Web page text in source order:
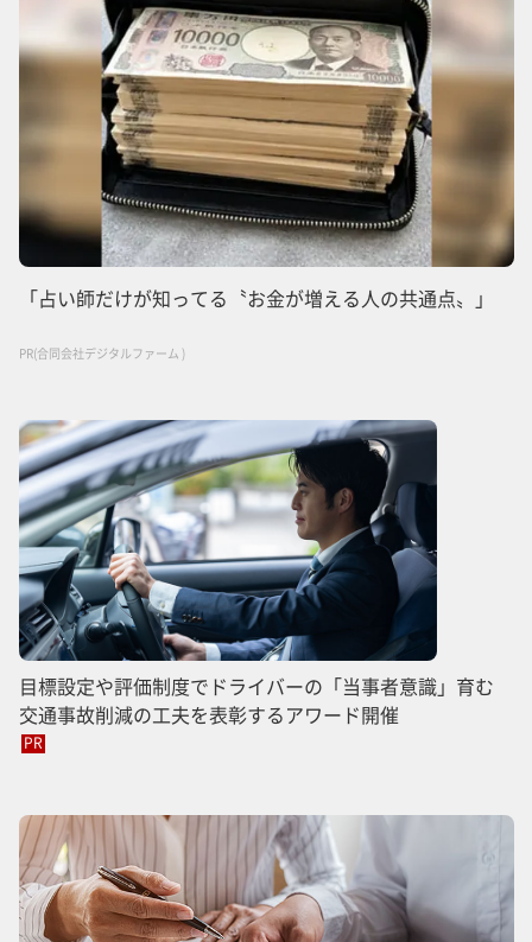
「占い師だけが知ってる〝お金が増える人の共通点〟」
PR(合同会社デジタルファーム )
目標設定や評価制度でドライバーの「当事者意識」育む
交通事故削減の工夫を表彰するアワード開催
PR